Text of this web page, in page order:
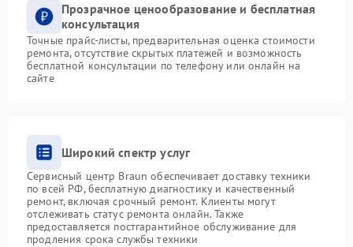
Прозрачное ценообразование и бесплатная
консультация
Точные прайс-листы, предварительная оценка стоимости
ремонта, отсутствие скрытых платежей и возможность
бесплатной консультации по телефону или онлайн на
сайте
Широкий спектр услуг
Сервисный центр Braun обеспечивает доставку техники
по всей РФ, бесплатную диагностику и качественный
ремонт, включая срочный ремонт. Клиенты могут
отслеживать статус ремонта онлайн. Также
предоставляется постгарантийное обслуживание для
продления срока службы техники